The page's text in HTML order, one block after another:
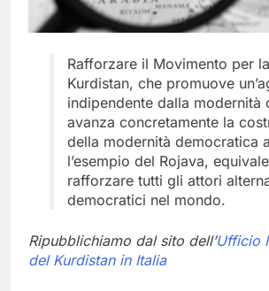
Rafforzare il Movimento per
Kurdistan, che promuove
indipendente dalla modernità
avanza concretamente la
della modernità democratica
l’esempio del Rojava,
rafforzare tutti gli attori
democratici nel mondo.
Ripubblichiamo dal sito dell’Ufficio
del Kurdistan in Italia